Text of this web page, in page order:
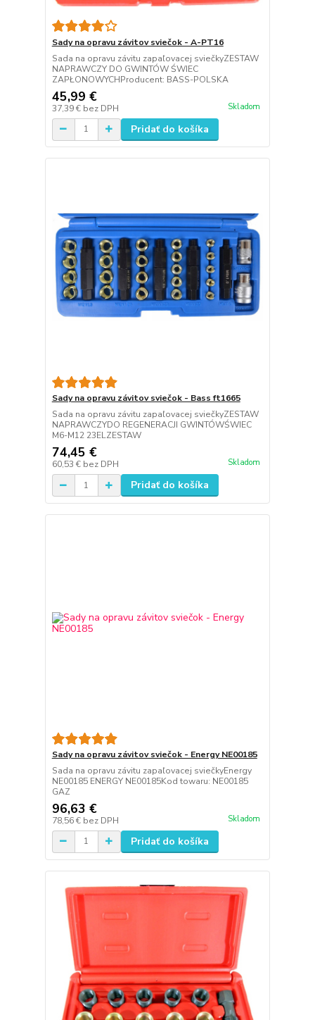
Sady na opravu závitov sviečok - A-PT16
Sada na opravu závitu zapaľovacej sviečkyZESTAW
NAPRAWCZY DO GWINTÓW ŚWIEC
ZAPŁONOWYCHProducent: BASS-POLSKA
45,99 €
37,39 € bez DPH Skladom
Pridať do košíka
Sady na opravu závitov sviečok - Bass ft1665
Sada na opravu závitu zapaľovacej sviečkyZESTAW
NAPRAWCZYDO REGENERACJI GWINTÓWŚWIEC
M6-M12 23ELZESTAW
74,45 €
60,53 € bez DPH Skladom
Pridať do košíka
Sady na opravu závitov sviečok - Energy NE00185
Sada na opravu závitu zapaľovacej sviečkyEnergy
NE00185 ENERGY NE00185Kod towaru: NE00185
GAZ
96,63 €
78,56 € bez DPH Skladom
Pridať do košíka